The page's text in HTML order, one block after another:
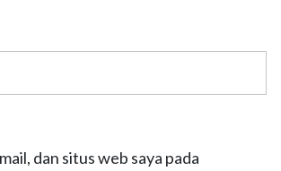
dan situs web saya pada